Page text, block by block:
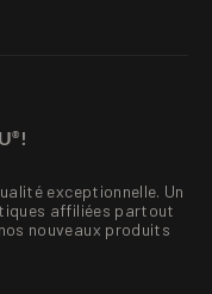
® !
exceptionnelle. Un
affiliées partout
nouveaux produits